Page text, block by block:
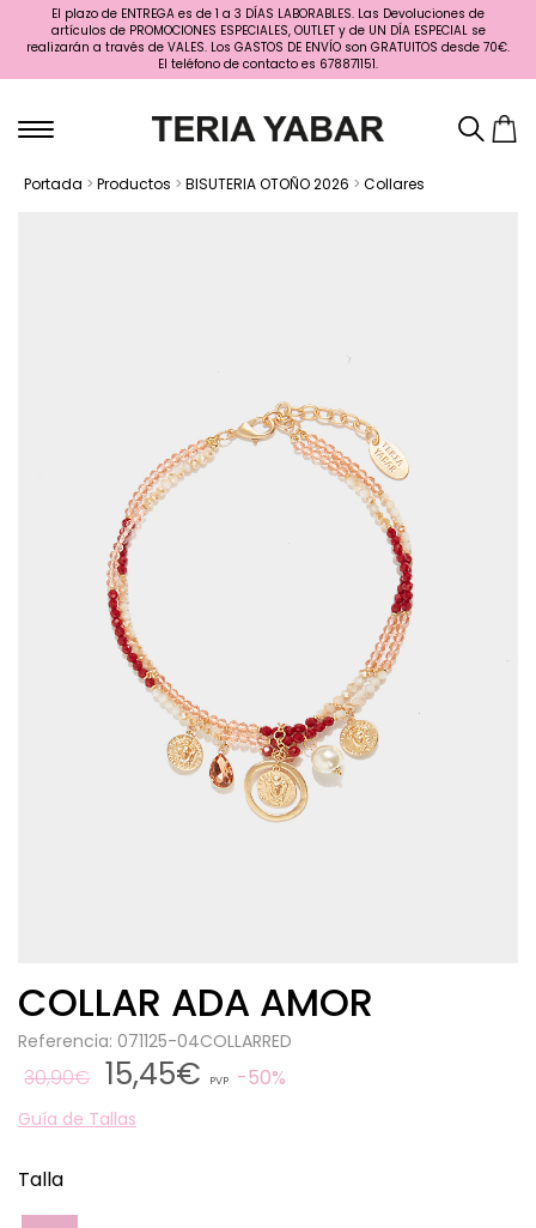
El plazo de ENTREGA es de 1 a 3 DÍAS LABORABLES. Las Devoluciones de
artículos de PROMOCIONES ESPECIALES, OUTLET y de UN DÍA ESPECIAL se
realizarán a través de VALES. Los GASTOS DE ENVÍO son GRATUITOS desde 70€.
El teléfono de contacto es 678871151.
Portada > Productos > BISUTERIA OTOÑO 2026 > Collares
COLLAR ADA AMOR
Referencia: 071125-04COLLARRED
30,90€ 15,45€ PVP 50%
Guía de Tallas
Talla